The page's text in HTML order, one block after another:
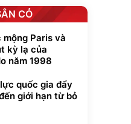
CỎ
mộng Paris và
kỳ lạ của
năm 1998
quốc gia đẩy
giới hạn từ bỏ